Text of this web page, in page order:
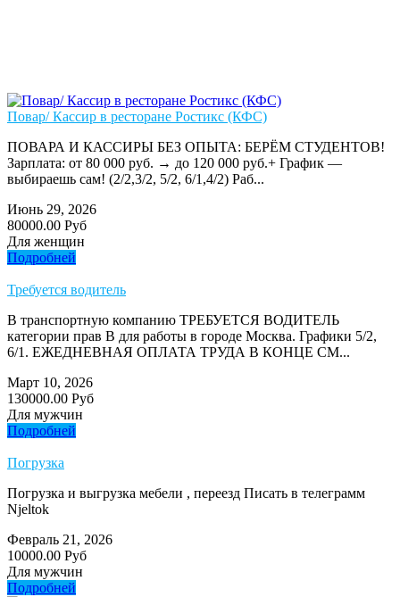
Повар/ Кассир в ресторане Ростикс (КФС)
ПОВАРА И КАССИРЫ БЕЗ ОПЫТА: БЕРЁМ СТУДЕНТОВ!
Зарплата: от 80 000 руб. → до 120 000 руб.+ График —
выбираешь сам! (2/2,3/2, 5/2, 6/1,4/2) Раб...
Июнь 29, 2026
80000.00 Руб
Для женщин
Подробней
Требуется водитель
В транспортную компанию ТРЕБУЕТСЯ ВОДИТЕЛЬ
категории прав В для работы в городе Москва. Графики 5/2,
6/1. ЕЖЕДНЕВНАЯ ОПЛАТА ТРУДА В КОНЦЕ СМ...
Март 10, 2026
130000.00 Руб
Для мужчин
Подробней
Погрузка
Погрузка и выгрузка мебели , переезд Писать в телеграмм
Njeltok
Февраль 21, 2026
10000.00 Руб
Для мужчин
Подробней